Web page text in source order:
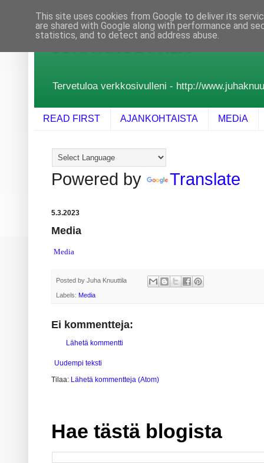
JUHA KNUUTTILA
Tervetuloa verkkosivulleni - http://
READ FIRST AJANKOHTAISTA MEDiA
Powered by Translate
5.3.2023
Media
Media
Posted byJuha Knuuttila
Labels:Media
Ei kommentteja:
Lähetä kommentti
Uudempi teksti
Tilaa: Lähetä kommentteja (Atom)
Hae tästä blogista
This site uses cookies from Google to deliver its
are shared with Google along with performance and
statistics, and to detect and address abuse.